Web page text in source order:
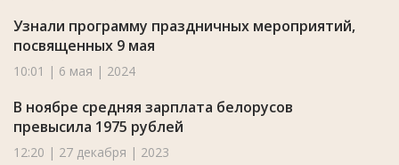
Узнали программу праздничных мероприятий,
посвященных 9 мая
10:01 | 6 мая | 2024
В ноябре средняя зарплата белорусов
превысила 1975 рублей
12:20 | 27 декабря | 2023